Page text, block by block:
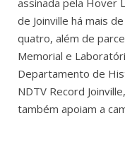
assinada pela Hover
de Joinville há mais
quatro, além de
Memorial e
Departamento de
NDTV Record
também apoiam a